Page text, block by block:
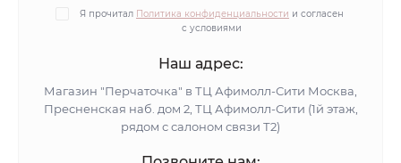
Я прочитал Политика конфиденциальности и согласен
с условиями
Наш адрес:
Магазин "Перчаточка" в ТЦ Афимолл-Сити Москва,
Пресненская наб. дом 2, ТЦ Афимолл-Сити (1й этаж,
рядом с салоном связи Т2)